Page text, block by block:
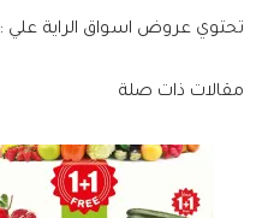
تحتوي عروض اسواق الراية علي :
مقالات ذات صلة